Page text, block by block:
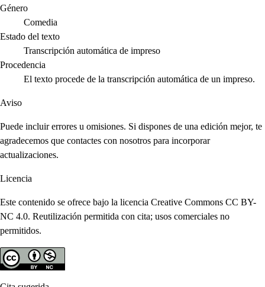
Género
Comedia
Estado del texto
Transcripción automática de impreso
Procedencia
El texto procede de la transcripción automática de un impreso.
Aviso
Puede incluir errores u omisiones. Si dispones de una edición mejor, te
agradecemos que contactes con nosotros para incorporar
actualizaciones.
Licencia
Este contenido se ofrece bajo la licencia Creative Commons CC BY-
NC 4.0. Reutilización permitida con cita; usos comerciales no
permitidos.